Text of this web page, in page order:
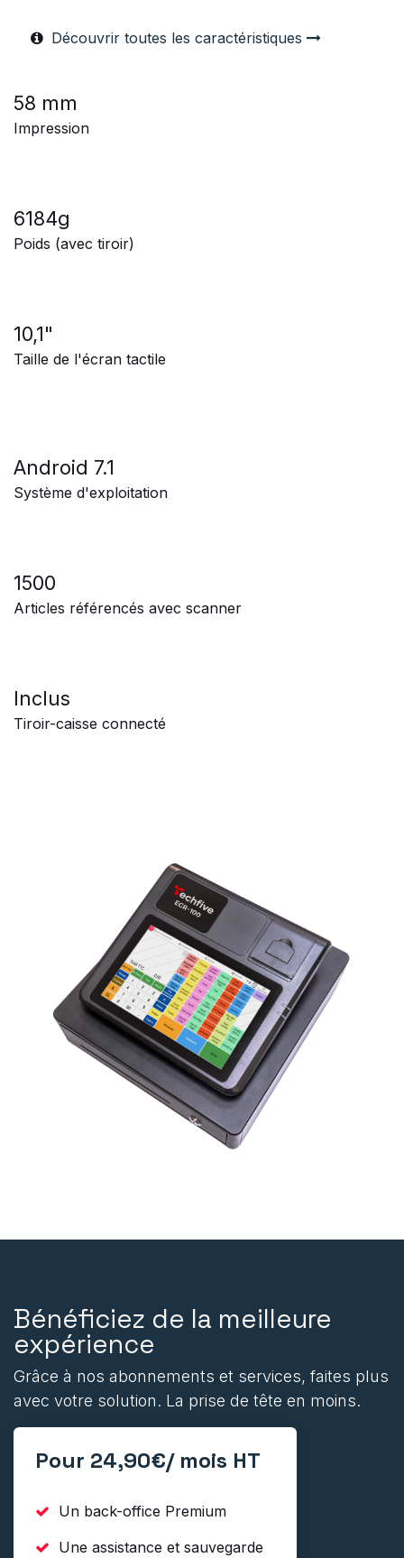
Découvrir toutes les caractéristiques
58 mm
Impression
6184g
Poids (avec tiroir)
10,1"
Taille de l'écran tactile
Android 7.1
Système d'exploitation
1500
Articles référencés avec scanner
Inclus
Tiroir-caisse connecté
Bénéficiez de la meilleure
expérience
Grâce à nos abonnements et services, faites plus
avec votre solution. La prise de tête en moins.
Pour 24,90€/ mois HT
Un back-office Premium
Une assistance et sauvegarde